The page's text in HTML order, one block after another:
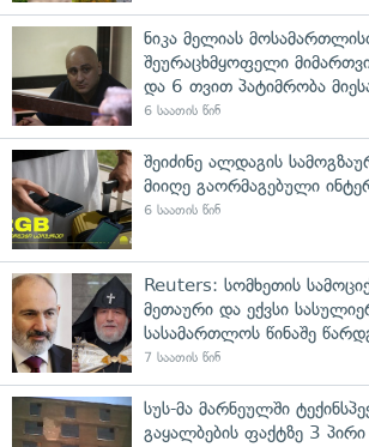
ნიკა მელიას
შეურაცხმყოფელი
და 6 თვით პატიმრობა
6 საათის წინ
შეიძინე ალდაგის
მიიღე გაორმაგებული
6 საათის წინ
Reuters: სომხეთის
მეთაური და ექვსი
სასამართლოს წინაშე
7 საათის წინ
სუს-მა მარნეულში
გაყალბების ფაქტზე 3 პირი